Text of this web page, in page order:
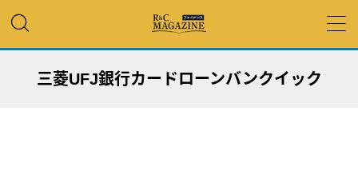
三菱UFJ銀行カードローンバンクイック